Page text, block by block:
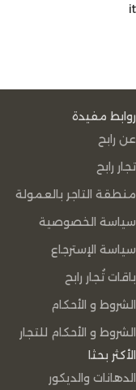
it
روابط مفيدة
عن رابح
تجار رابح
منطقة التاجر بالعمولة
سياسة الخصوصية
سياسة الإسترجاع
باقات تُجار رابح
الشروط و الأحكام
الشروط و الأحكام للتجار
الأكثر بحثا
الدهانات والديكور